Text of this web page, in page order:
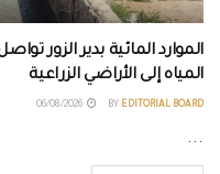
الموارد المائية بدير الزور
المياه إلى الأراضي الزراعية
BY EDITORIAL BOARD
...